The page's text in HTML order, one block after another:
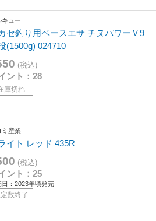
キュー
セ釣り用ベースエサ チヌパワーＶ9
(1500g) 024710
(税込)
ント：28
庫切れ
ミ産業
イト レッド 435R
(税込)
ント：25
日：2023年頃発売
数終了